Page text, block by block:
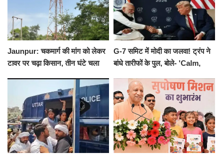
Jaunpur: चकमार्ग की मांग को लेकर
टावर पर चढ़ा किसान, तीन घंटे चला
G-7 समिट में मोदी का जलवा! ट्रंप ने
बांधे तारीफों के पुल, बोले- 'Calm,